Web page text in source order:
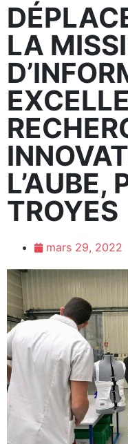
LA
L’AUBE,
TROYES
mars 29, 2022